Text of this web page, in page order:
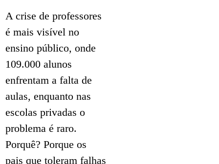
A crise de professores
é mais visível no
ensino público, onde
109.000 alunos
enfrentam a falta de
aulas, enquanto nas
escolas privadas o
problema é raro.
Porquê? Porque os
pais que toleram falhas